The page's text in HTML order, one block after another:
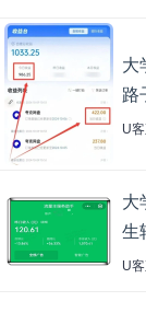
大
路
U
大
生
U